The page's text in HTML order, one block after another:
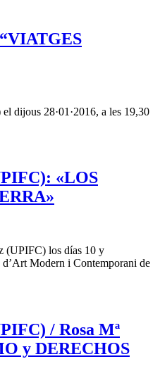
dijous 28·01·2016, a les 19,30
«LOS
(UPIFC) los días 10 y
d’Art Modern i Contemporani de
/ Rosa Mª
y DERECHOS